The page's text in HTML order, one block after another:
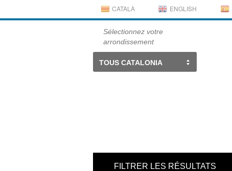
CATALÀ ENGLISH
Sélectionnez votre
arrondissement
TOUS CATALONIA
FILTRER LES RÉSULTATS